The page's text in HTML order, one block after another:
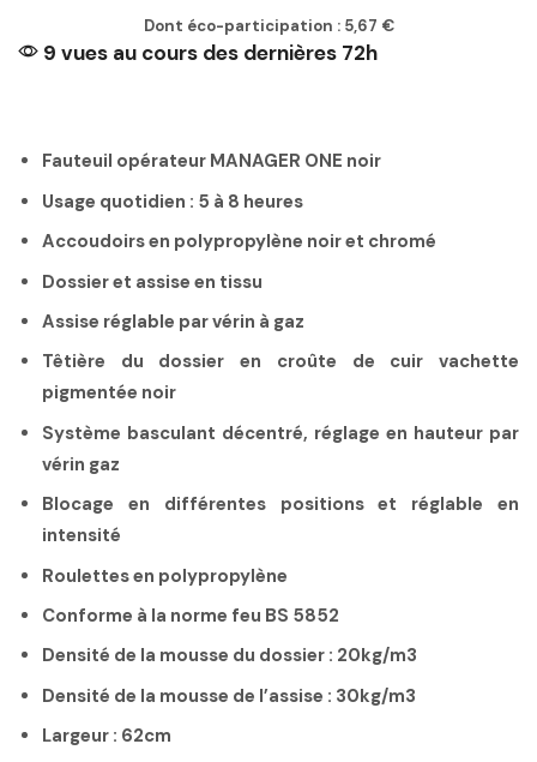
Dont éco-participation : 5,67 €
9 vues au cours des dernières 72h
Fauteuil opérateur MANAGER ONE noir
Usage quotidien : 5 à 8 heures
Accoudoirs en polypropylène noir et chromé
Dossier et assise en tissu
Assise réglable par vérin à gaz
Têtière du dossier en croûte de cuir vachette
pigmentée noir
Système basculant décentré, réglage en hauteur par
vérin gaz
Blocage en différentes positions et réglable en
intensité
Roulettes en polypropylène
Conforme à la norme feu BS 5852
Densité de la mousse du dossier : 20kg/m3
Densité de la mousse de l’assise : 30kg/m3
Largeur : 62cm